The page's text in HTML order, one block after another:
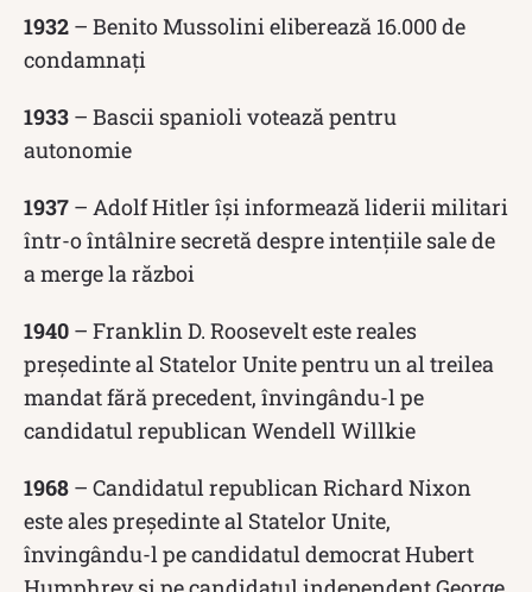
1932 – Benito Mussolini eliberează 16.000 de
condamnați
1933 – Bascii spanioli votează pentru
autonomie
1937 – Adolf Hitler își informează liderii militari
într-o întâlnire secretă despre intențiile sale de
a merge la război
1940 – Franklin D. Roosevelt este reales
președinte al Statelor Unite pentru un al treilea
mandat fără precedent, învingându-l pe
candidatul republican Wendell Willkie
1968 – Candidatul republican Richard Nixon
este ales președinte al Statelor Unite,
învingându-l pe candidatul democrat Hubert